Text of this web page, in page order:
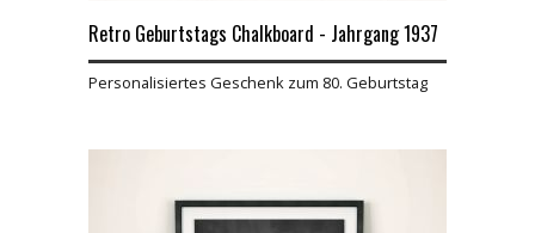
Retro Geburtstags Chalkboard - Jahrgang 1937
Personalisiertes Geschenk zum 80. Geburtstag